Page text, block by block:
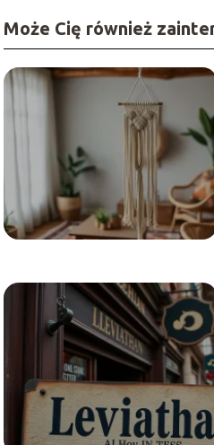
Może Cię również